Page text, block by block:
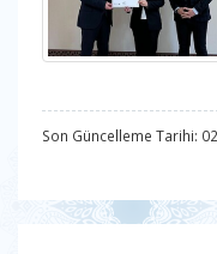
Son Güncelleme Tarihi: